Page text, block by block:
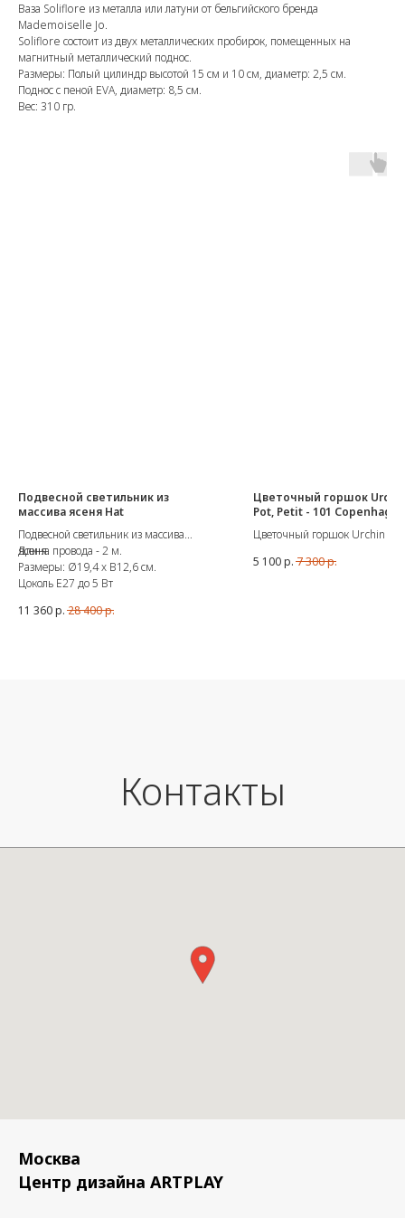
Ваза Soliflore из металла или латуни от бельгийского бренда
Mademoiselle Jo.
Soliflore состоит из двух металлических пробирок, помещенных на
магнитный металлический поднос.
Размеры: Полый цилиндр высотой 15 см и 10 см, диаметр: 2,5 см.
Поднос с пеной EVA, диаметр: 8,5 см.
Вес: 310 гр.
Подвесной светильник из
массива ясеня Hat
Подвесной светильник из массива
ясеня.
Длина провода - 2 м.
Размеры: Ø19,4 x В12,6 см.
Цоколь E27 до 5 Вт
11 360р. 28 400р.
Цветочный горшок
Pot, Petit - 101 Copenhagen
Цветочный горшок Urchin
Поскольку это натуральный
5 100р. 7 300р.
Контакты
Москва
Центр дизайна ARTPLAY